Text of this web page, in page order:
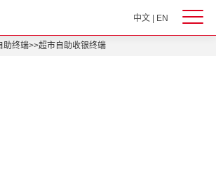
中文| EN
助终端>>超市自助收银终端